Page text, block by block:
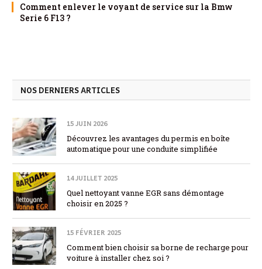
Comment enlever le voyant de service sur la Bmw
Serie 6 F13 ?
NOS DERNIERS ARTICLES
15 JUIN 2026
Découvrez les avantages du permis en boîte
automatique pour une conduite simplifiée
14 JUILLET 2025
Quel nettoyant vanne EGR sans démontage
choisir en 2025 ?
15 FÉVRIER 2025
Comment bien choisir sa borne de recharge pour
voiture à installer chez soi ?